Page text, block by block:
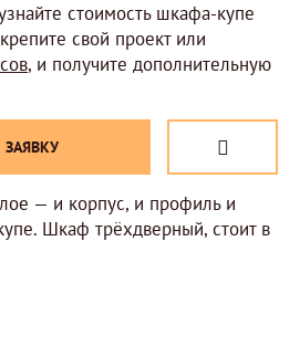
стоимость шкафа-купе
свой проект или
, и получите дополнительную
— и корпус, и профиль и
Шкаф трёхдверный, стоит в